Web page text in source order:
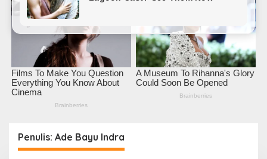
Penulis: Ade Bayu Indra